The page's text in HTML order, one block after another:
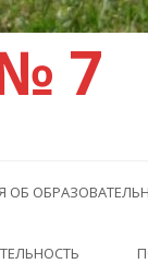
7
ОБ